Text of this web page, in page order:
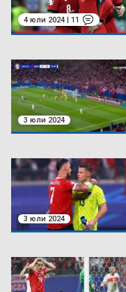
4 юли 2024 | 11
3 юли 2024
3 юли 2024